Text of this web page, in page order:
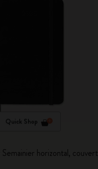
Quick Shop
Semainier horizontal,